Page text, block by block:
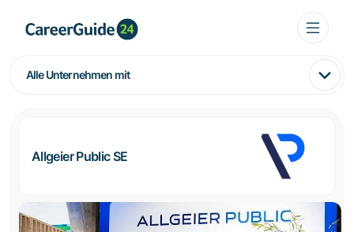
Alle Unternehmen mit
Allgeier Public SE